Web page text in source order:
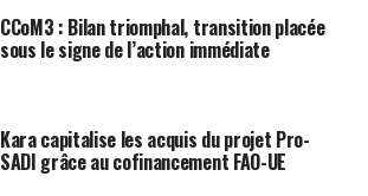
CCoM3 : Bilan triomphal, transition placée
sous le signe de l’action immédiate
Kara capitalise les acquis du projet Pro-
SADI grâce au cofinancement FAO-UE